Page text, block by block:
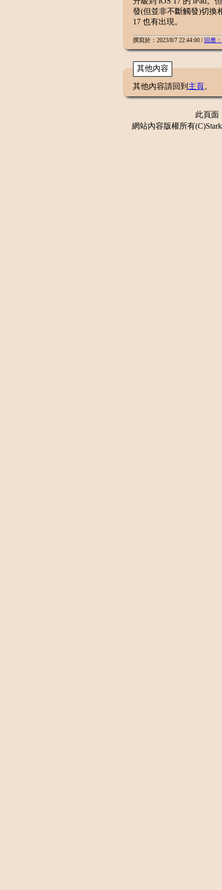
發(但並非不斷觸發)切換
17 也有出現。
撰寫於：2023/8/7 22:44:00 / 回應
其他內容
其他內容請回到 主頁。
此頁面
網站內容版權所有